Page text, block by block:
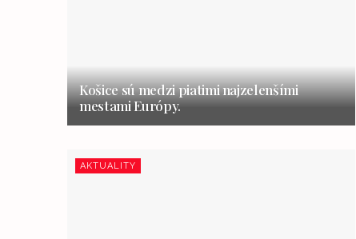
Košice sú medzi piatimi najzelenšími
mestami Európy.
AKTUALITY